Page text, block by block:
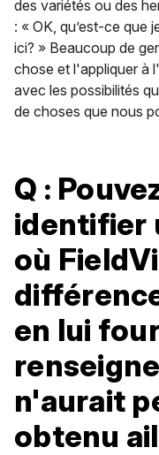
des variétés ou des
: « OK, qu’est-ce que
ici? » Beaucoup de
chose et l'appliquer à
avec les possibilités
de choses que nous
Q :
identifier
où
en lui
n'aurait
obtenu